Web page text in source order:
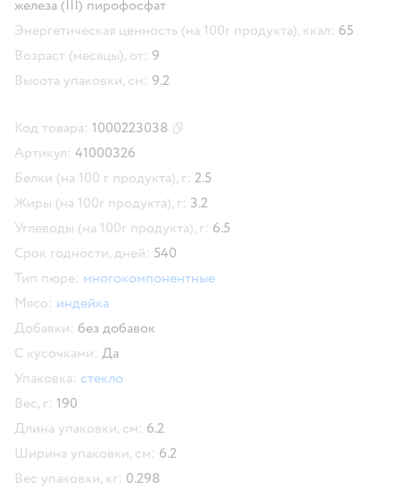
железа (III) пирофосфат
Энергетическая ценность (на 100г продукта), ккал: 65
Возраст (месяцы), от: 9
Высота упаковки, см: 9.2
Код товара: 1000223038
Артикул: 41000326
Белки (на 100 г продукта), г: 2.5
Жиры (на 100г продукта), г: 3.2
Углеводы (на 100г продукта), г: 6.5
Срок годности, дней: 540
Тип пюре: многокомпонентные
Мясо: индейка
Добавки: без добавок
С кусочками: Да
Упаковка: стекло
Вес, г: 190
Длина упаковки, см: 6.2
Ширина упаковки, см: 6.2
Вес упаковки, кг: 0.298